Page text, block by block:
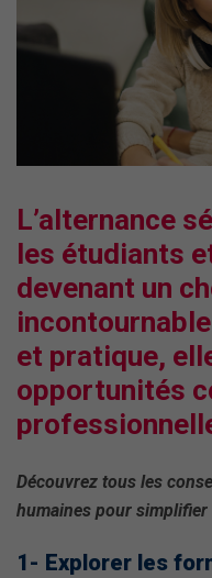
L’alternance
les étudiants
devenant un
et pratique,
opportunités
Découvrez tous les
humaines pour simplifier
1- Explorer les